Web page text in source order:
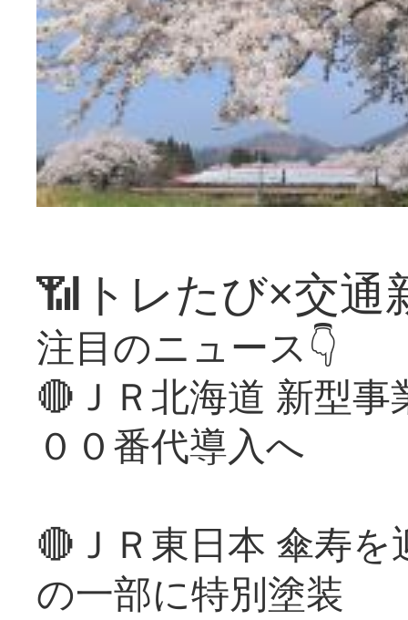
📶トレたび×交通
注目のニュース👇
🔴ＪＲ北海道 新型
００番代導入へ
🔴ＪＲ東日本 傘寿
の一部に特別塗装